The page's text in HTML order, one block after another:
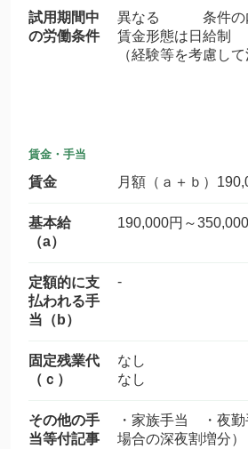
試用期間中
の労働条件
異なる 条件の
賃金形態は日給制
（経験等を考慮して
賃金・手当
賃金 月額（ａ＋ｂ）
基本給
（a）
190,000円～
定額的に支
払われる手
当（b）
-
固定残業代
（ｃ）
なし
なし
その他の手
当等付記事
・家族手当 ・夜
場合の深夜割増